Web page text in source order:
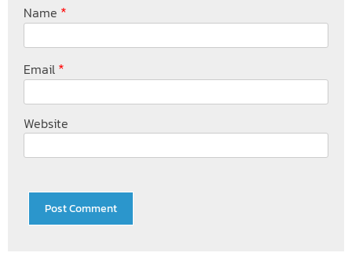
Name *
Email *
Website